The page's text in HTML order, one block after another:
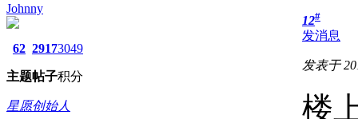
Johnny
62
主题
2917
帖子
3049
积分
星愿创始人
12#
发消息
发表于
楼